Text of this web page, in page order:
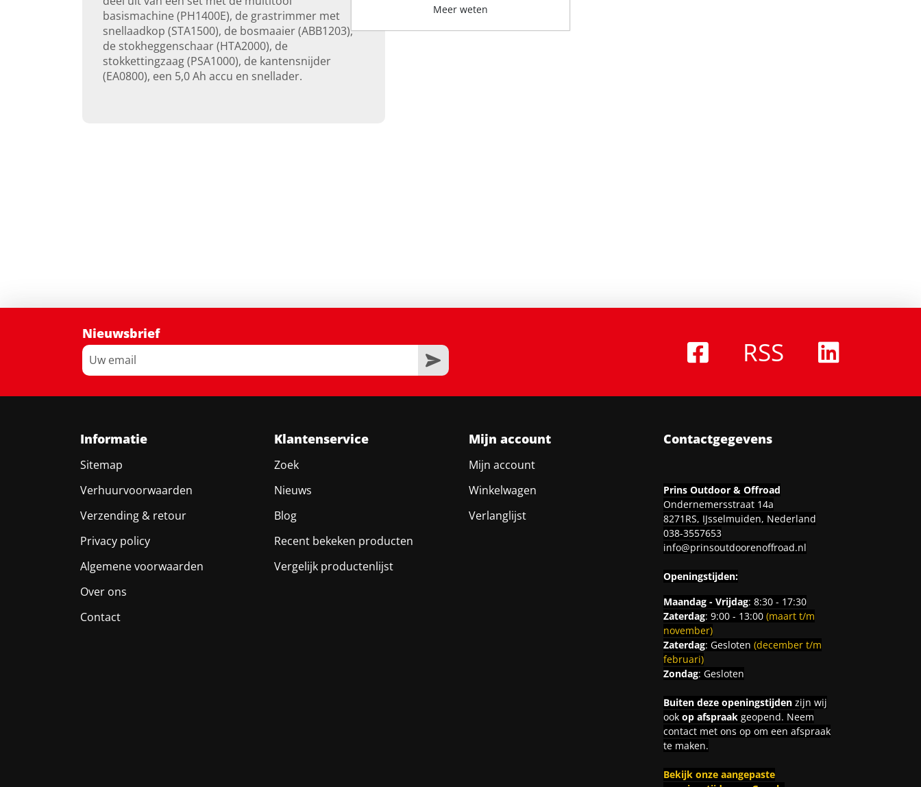
basismachine (PH1400E), de grastrimmer met
snellaadkop (STA1500), de bosmaaier (ABB1203),
de stokheggenschaar (HTA2000), de
stokkettingzaag (PSA1000), de kantensnijder
(EA0800), een 5,0 Ah accu en snellader.
Nieuwsbrief
RSS
Informatie
Sitemap
Verhuurvoorwaarden
Verzending & retour
Privacy policy
Algemene voorwaarden
Over ons
Contact
Klantenservice
Zoek
Nieuws
Blog
Recent bekeken producten
Vergelijk productenlijst
Mijn account
Mijn account
Winkelwagen
Verlanglijst
Contactgegevens
Prins Outdoor & Offroad
Ondernemersstraat 14a
8271RS, IJsselmuiden, Nederland
038-3557653
info@prinsoutdoorenoffroad.nl
Openingstijden:
Maandag - Vrijdag: 8:30 - 17:30
Zaterdag: 9:00 - 13:00 (maart t/m
november)
Zaterdag: Gesloten (december t/m
februari)
Zondag: Gesloten
Buiten deze openingstijdenzijn wij
ook op afspraakgeopend. Neem
contact met ons op om een afspraak
te maken.
Bekijk onze aangepaste
Meer weten